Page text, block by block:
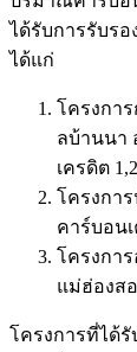
ได้รับการรับร
ได้แก่
โครงกา
ลบ้านนา
เครดิต
โครงกา
คาร์บอนเ
โครงกา
แม่ฮ่องส
โครงการที่ได้